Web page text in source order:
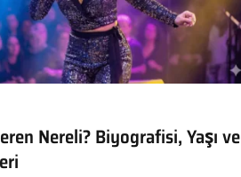
Nereli? Biyografisi, Yaşı ve